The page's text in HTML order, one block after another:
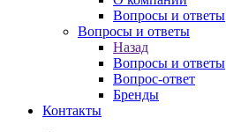
Вопросы и ответы
Вопросы и ответы
Назад
Вопросы и ответы
Вопрос-ответ
Бренды
Контакты